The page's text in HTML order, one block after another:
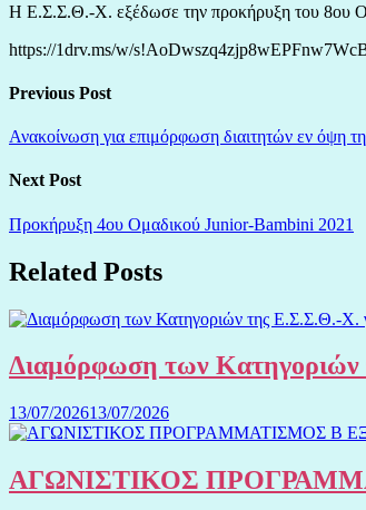
Η Ε.Σ.Σ.Θ.-Χ. εξέδωσε την προκήρυξη του 8ου
https://1drv.ms/w/
Previous Post
Ανακοίνωση για επιμόρφωση διαιτητών εν όψη
Next Post
Προκήρυξη 4ου Ομαδικού Junior-Bambini 2021
Related Posts
Διαμόρφωση των
13/07/202613/07/2026
ΑΓΩΝΙΣΤΙΚΟΣ